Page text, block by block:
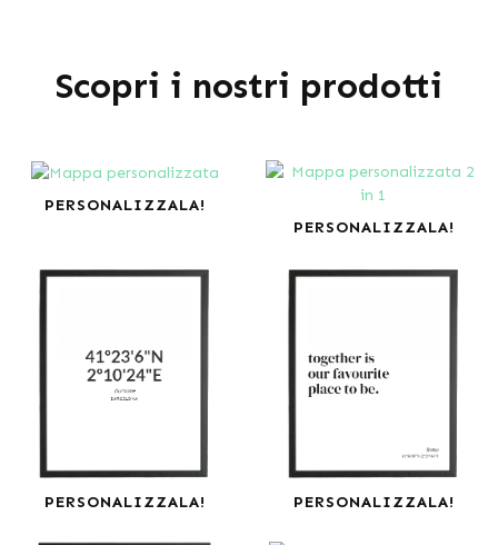
Scopri i nostri prodotti
PERSONALIZZALA!
PERSONALIZZALA!
PERSONALIZZALA! PERSONALIZZALA!